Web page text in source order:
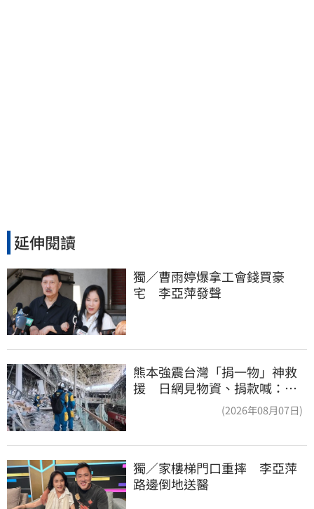
延伸閱讀
獨／曹雨婷爆拿工會錢買豪
宅　李亞萍發聲
熊本強震台灣「捐一物」神救
援 日網見物資、捐款喊：給
(2026年08月07日)
獨／家樓梯門口重摔　李亞萍
路邊倒地送醫